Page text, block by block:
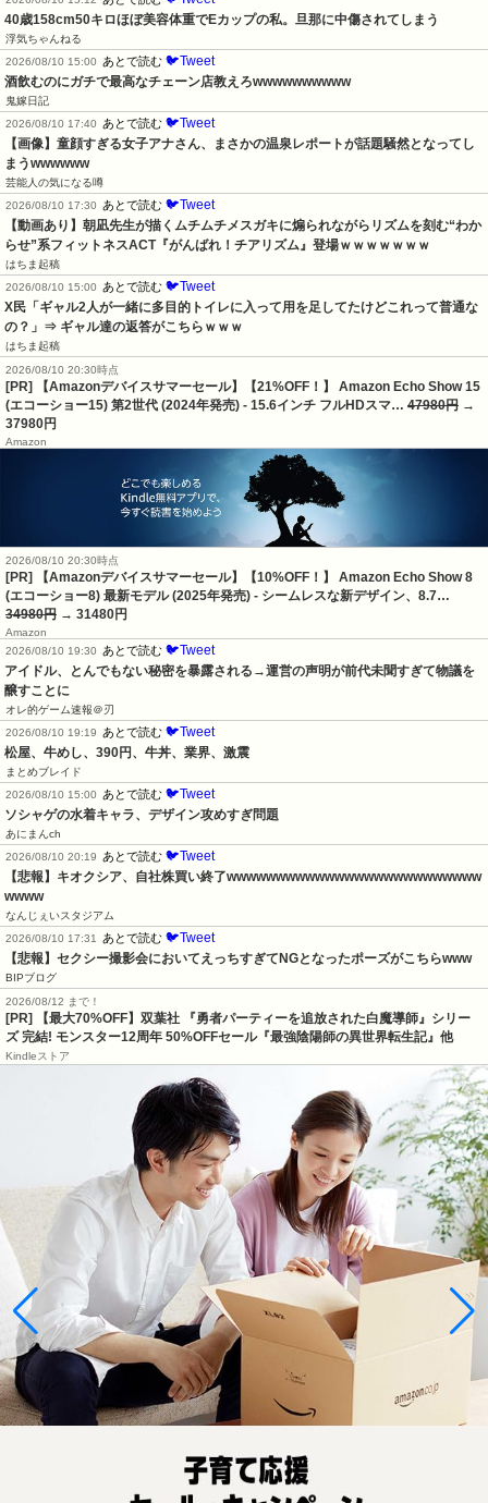
40歳158cm50キロほぼ美容体重でEカップの私。旦那に中傷されてしまう
浮気ちゃんねる
2026/08/10 15:00
あとで読む 🐦Tweet
酒飲むのにガチで最高なチェーン店教えろwwwwwwwwww
鬼嫁日記
2026/08/10 17:40
あとで読む 🐦Tweet
【画像】童顔すぎる女子アナさん、まさかの温泉レポートが話題騒然となってし
まうwwwwww
芸能人の気になる噂
2026/08/10 17:30
あとで読む 🐦Tweet
【動画あり】朝凪先生が描くムチムチメスガキに煽られながらリズムを刻む“わか
らせ”系フィットネスACT『がんばれ！チアリズム』登場ｗｗｗｗｗｗｗ
はちま起稿
2026/08/10 15:00
あとで読む 🐦Tweet
X民「ギャル2人が一緒に多目的トイレに入って用を足してたけどこれって普通な
の？」⇒ ギャル達の返答がこちらｗｗｗ
はちま起稿
2026/08/10 20:30時点
[PR] 【Amazonデバイスサマーセール】【21%OFF！】 Amazon Echo Show 15
(エコーショー15) 第2世代 (2024年発売) - 15.6インチ フルHDスマ… 47980円 →
37980円
Amazon
2026/08/10 20:30時点
[PR] 【Amazonデバイスサマーセール】【10%OFF！】 Amazon Echo Show 8
(エコーショー8) 最新モデル (2025年発売) - シームレスな新デザイン、8.7…
34980円 → 31480円
Amazon
2026/08/10 19:30
あとで読む 🐦Tweet
アイドル、とんでもない秘密を暴露される→運営の声明が前代未聞すぎて物議を
醸すことに
オレ的ゲーム速報＠刃
2026/08/10 19:19
あとで読む 🐦Tweet
松屋、牛めし、390円、牛丼、業界、激震
まとめブレイド
2026/08/10 15:00
あとで読む 🐦Tweet
ソシャゲの水着キャラ、デザイン攻めすぎ問題
あにまんch
2026/08/10 20:19
あとで読む 🐦Tweet
【悲報】キオクシア、自社株買い終了wwwwwwwwwwwwwwwwwwwwwwwwww
wwww
なんじぇいスタジアム
2026/08/10 17:31
あとで読む 🐦Tweet
【悲報】セクシー撮影会においてえっちすぎてNGとなったポーズがこちらwww
BIPブログ
2026/08/12 まで！
[PR] 【最大70%OFF】双葉社 『勇者パーティーを追放された白魔導師』シリー
ズ 完結! モンスター12周年 50%OFFセール『最強陰陽師の異世界転生記』他
Kindleストア